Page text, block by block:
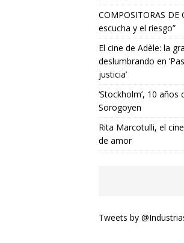
COMPOSITORAS DE
escucha y el riesgo”
El cine de Adèle: la
deslumbrando en
justicia’
‘Stockholm’, 10
Sorogoyen
Rita Marcotulli, el
de amor
Tweets by